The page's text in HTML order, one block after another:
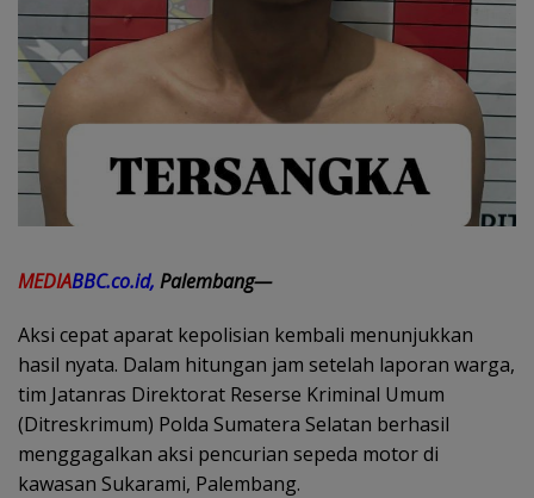
MEDIABBC.co.id, Palembang—
Aksi cepat aparat kepolisian kembali menunjukkan
hasil nyata. Dalam hitungan jam setelah laporan warga,
tim Jatanras Direktorat Reserse Kriminal Umum
(Ditreskrimum) Polda Sumatera Selatan berhasil
menggagalkan aksi pencurian sepeda motor di
kawasan Sukarami, Palembang.